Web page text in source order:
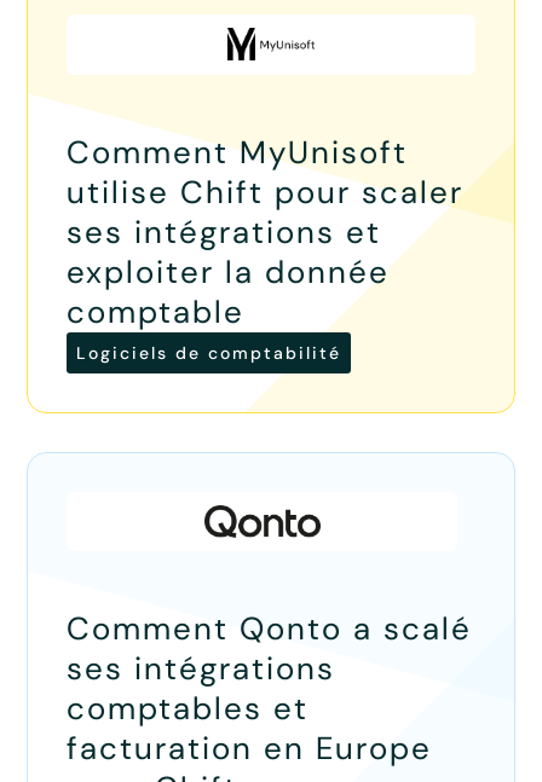
Comment MyUnisoft
utilise Chift pour scaler
ses intégrations et
exploiter la donnée
comptable
Logiciels de comptabilité
Comment Qonto a scalé
ses intégrations
comptables et
facturation en Europe